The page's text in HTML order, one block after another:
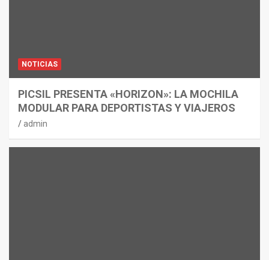
NOTICIAS
PICSIL PRESENTA «HORIZON»: LA MOCHILA
MODULAR PARA DEPORTISTAS Y VIAJEROS
admin